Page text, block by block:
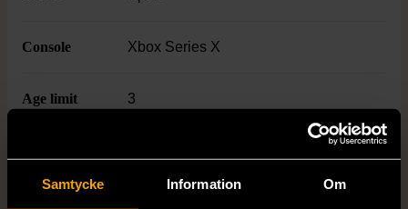
Samtycke Information Om
Console Xbox Series X
Age limit 3